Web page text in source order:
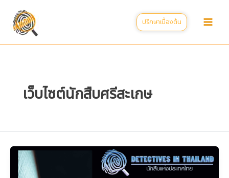
content
ปรึกษาเบื้องต้น
เว็บไซต์นักสืบศรีสะเกษ